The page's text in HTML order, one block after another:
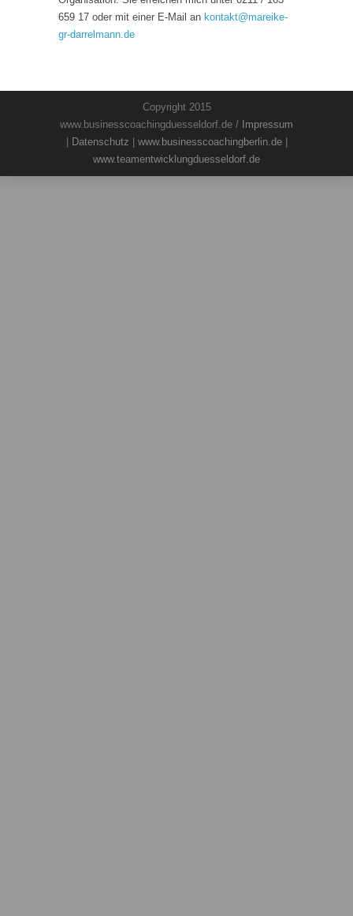
659 17 oder mit einer E-Mail an kontakt@mareike-
gr-darrelmann.de
Copyright 2015
www.businesscoachingduesseldorf.de / Impressum
Datenschutz www.businesscoachingberlin.de|
www.teamentwicklungduesseldorf.de